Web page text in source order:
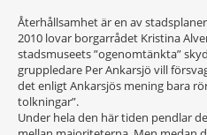
Återhållsamhet är en av
2010 lovar borgarrådet Kristina
stadsmuseets ”ogenomtänkta”
gruppledare Per Ankarsjö vill
det enligt Ankarsjös mening bara
tolkningar”.
Under hela den här tiden pendlar